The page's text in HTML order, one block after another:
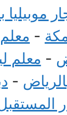
موبيليا
-
- معلم
-